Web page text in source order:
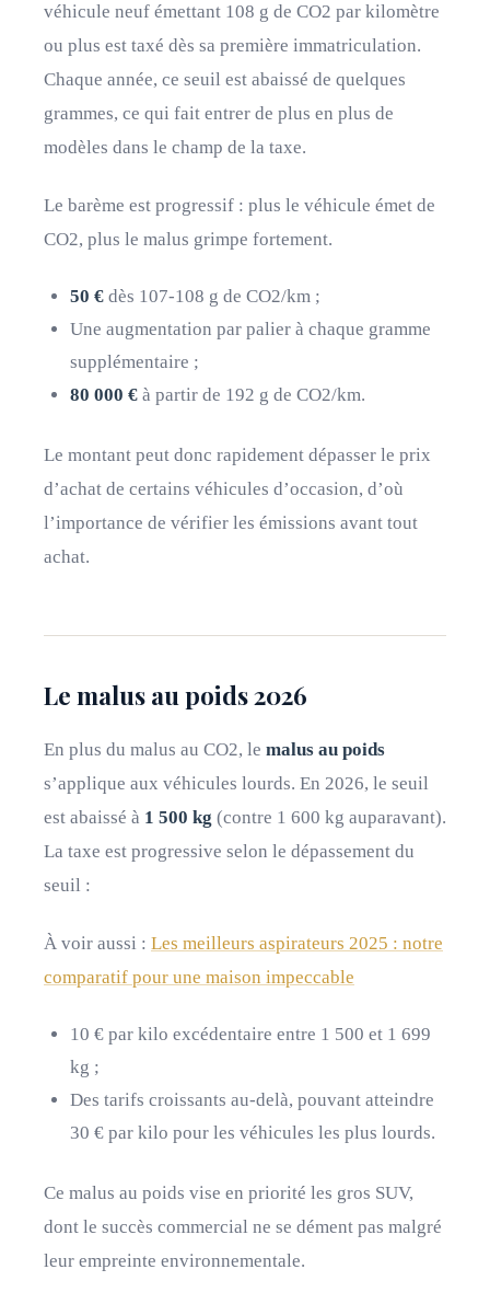
véhicule neuf émettant 108 g de CO2 par kilomètre
ou plus est taxé dès sa première immatriculation.
Chaque année, ce seuil est abaissé de quelques
grammes, ce qui fait entrer de plus en plus de
modèles dans le champ de la taxe.
Le barème est progressif : plus le véhicule émet de
CO2, plus le malus grimpe fortement.
50 € dès 107-108 g de CO2/km ;
Une augmentation par palier à chaque gramme
supplémentaire ;
80 000 € à partir de 192 g de CO2/km.
Le montant peut donc rapidement dépasser le prix
d’achat de certains véhicules d’occasion, d’où
l’importance de vérifier les émissions avant tout
achat.
Le malus au poids 2026
En plus du malus au CO2, le malus au poids
s’applique aux véhicules lourds. En 2026, le seuil
est abaissé à 1 500 kg (contre 1 600 kg auparavant).
La taxe est progressive selon le dépassement du
seuil :
À voir aussi : Les meilleurs aspirateurs 2025 : notre
comparatif pour une maison impeccable
10 € par kilo excédentaire entre 1 500 et 1 699
kg ;
Des tarifs croissants au-delà, pouvant atteindre
30 € par kilo pour les véhicules les plus lourds.
Ce malus au poids vise en priorité les gros SUV,
dont le succès commercial ne se dément pas malgré
leur empreinte environnementale.